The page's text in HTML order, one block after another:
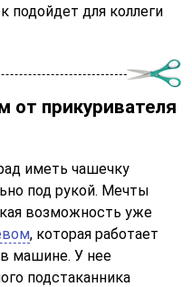
подойдет для коллеги
от прикуривателя
иметь чашечку
под рукой. Мечты
возможность уже
, которая работает
в машине. У нее
подстаканника